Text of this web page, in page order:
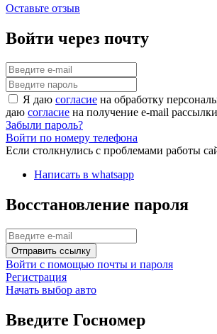
Оставьте отзыв
Войти через почту
Я даю согласие на обработку
даю согласие на получение e-mail рассылки
Забыли пароль?
Войти по номеру телефона
Если столкнулись с проблемами работы
Написать в whatsapp
Восстановление пароля
Отправить ссылку
Войти с помощью почты и пароля
Регистрация
Начать выбор авто
Введите Госномер